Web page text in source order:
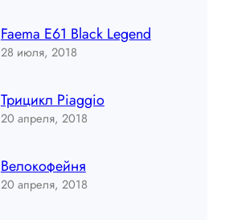
Faema E61 Black Legend
28 июля, 2018
Трицикл Piaggio
20 апреля, 2018
Велокофейня
20 апреля, 2018